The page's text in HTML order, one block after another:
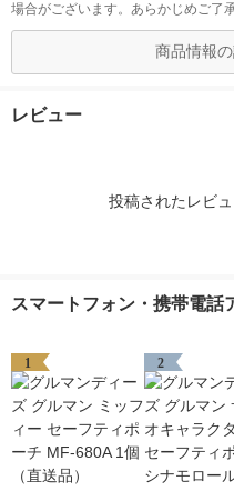
場合がございます。あらかじめご了
商品情報
レビュー
投稿されたレビ
スマートフォン・携帯電話
1 2